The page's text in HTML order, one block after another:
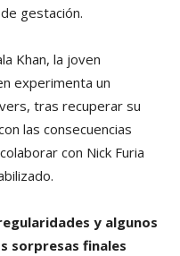
gestación.
Khan, la joven
experimenta un
tras recuperar su
las consecuencias
con Nick Furia
y algunos
sorpresas finales